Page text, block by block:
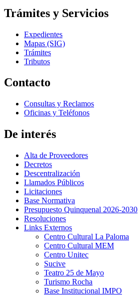
Trámites y Servicios
Expedientes
Mapas (SIG)
Trámites
Tributos
Contacto
Consultas y Reclamos
Oficinas y Teléfonos
De interés
Alta de Proveedores
Decretos
Descentralización
Llamados Públicos
Licitaciones
Base Normativa
Presupuesto Quinquenal 2026-2030
Resoluciones
Links Externos
Centro Cultural La Paloma
Centro Cultural MEM
Centro Unitec
Sucive
Teatro 25 de Mayo
Turismo Rocha
Base Institucional IMPO